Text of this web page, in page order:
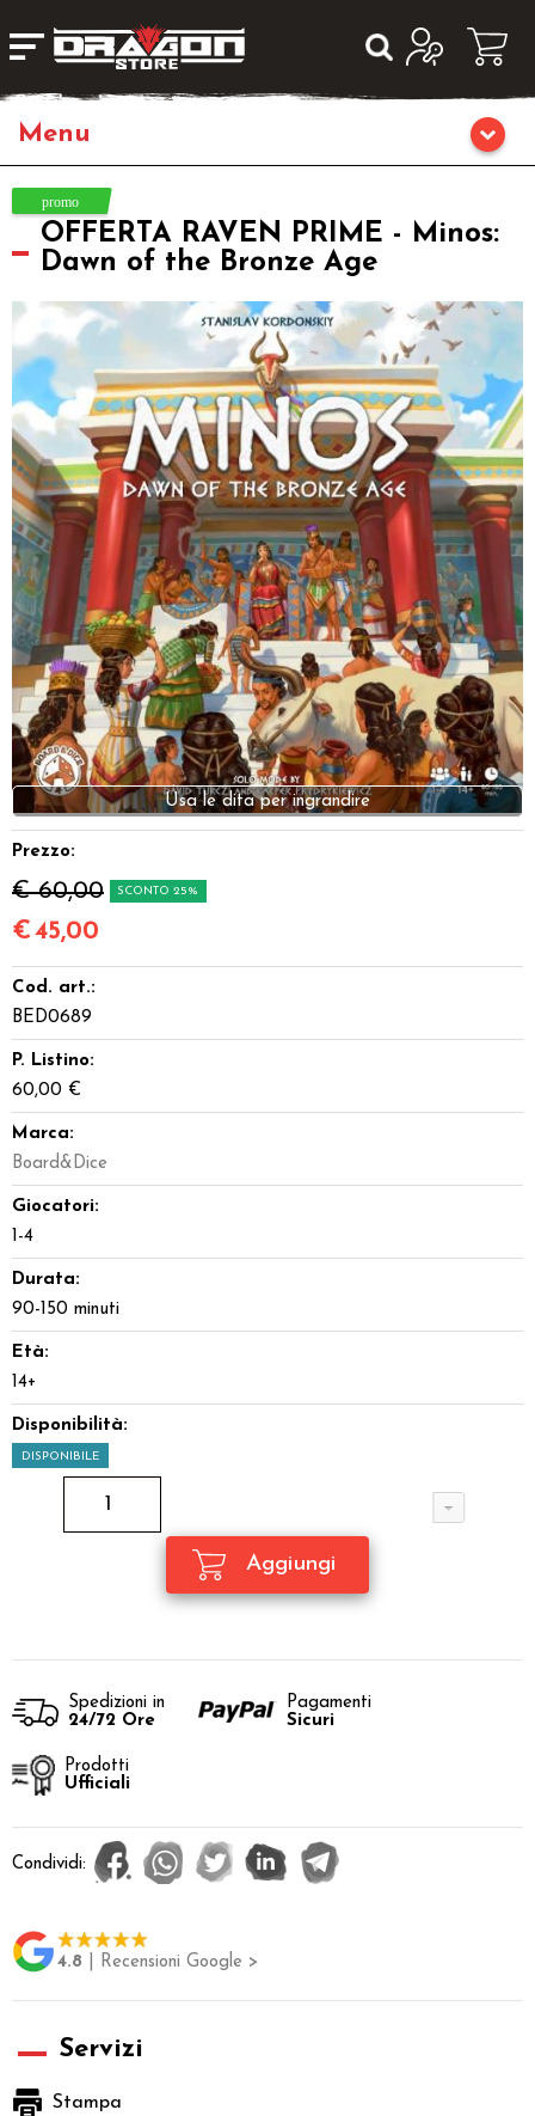
Giochi da Tavolo
Giochi di Ruolo
Librigame
Editoria
Giochi di Carte Collezionabili
Miniature
Dadi
Accessori
Giocattoli e Gadget
Offerte del Dragone
OFFERTA RAVEN PRIME - Minos:
Dawn of the Bronze Age
Usa le dita per ingrandire
Prezzo:
€ 60,00 SCONTO 25%
€45,00
Cod. art.:
BED0689
P. Listino:
60,00 €
Marca:
Board&Dice
Giocatori:
1-4
Durata:
90-150 minuti
Età:
14+
Disponibilità:
DISPONIBILE
Spedizioni in
24/72 Ore
Pagamenti
Sicuri
Prodotti
Ufficiali
Condividi:
4.8 | Recensioni Google >
Servizi
Stampa